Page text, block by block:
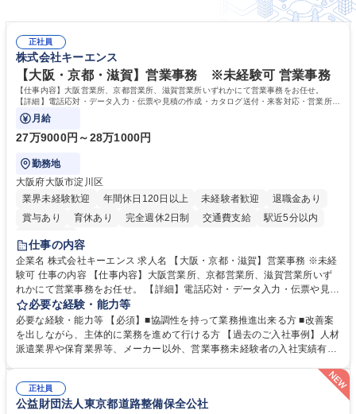
正社員
株式会社キーエンス
【大阪・京都・滋賀】営業事務 ※未経験可 営業事務
【仕事内容】大阪営業所、京都営業所、滋賀営業所いずれかにて営業事務をお任せ。
【詳細】電話応対・データ入力・伝票や見積の作成・カタログ送付・来客対応・営業所内
で発生する事務業務や業務改善をお任せ。
月給
27万9000円～28万1000円
勤務地
大阪府大阪市淀川区
業界未経験歓迎
年間休日120日以上 未経験者歓迎
退職金あり
賞与あり
育休あり 完全週休2日制 交通費支給
駅近5分以内
土日祝休み
仕事の内容
企業名 株式会社キーエンス 求人名 【大阪・京都・滋賀】営業事務 ※未経
験可 仕事の内容 【仕事内容】大阪営業所、京都営業所、滋賀営業所いず
れかにて営業事務をお任せ。 【詳細】電話応対・データ入力・伝票や見積
の作成・カタログ送付・来客対応・営業所内で発生する事務業務や業務改
善をお任せ。 【教育制度】ご入社後、育成担当とペアになりながらOJTに
て業務を覚えていただくことが可能です。業務システムがきちんと構築さ
れているため、スムーズに仕事に慣れることができる環境です。また、
常に改善を目指す風土のため、安心して業務に取り組んでいただけます。
募集職種 【大阪・京都・滋賀】営業事務 ※未経験可
必要な経験・能力等
必要な経験・能力等 【必須】■協調性を持って業務推進出来る方 ■改善案
を出しながら、主体的に業務を進めて行ける方 【過去のご入社事例】人材
派遣業界や保育業界等、メーカー以外、営業事務未経験者の入社実績有
により、キーエンスの付加価値向上に貢献します。ベースの定型業務に加
えて、お客様や社員の状況に合わせ、能動的なサポート、改善の動きも期
待され。組織を支えるスペシャリストとして、チームに貢献し、結果的に
正社員
公益財団法人東京都道路整備保全公社